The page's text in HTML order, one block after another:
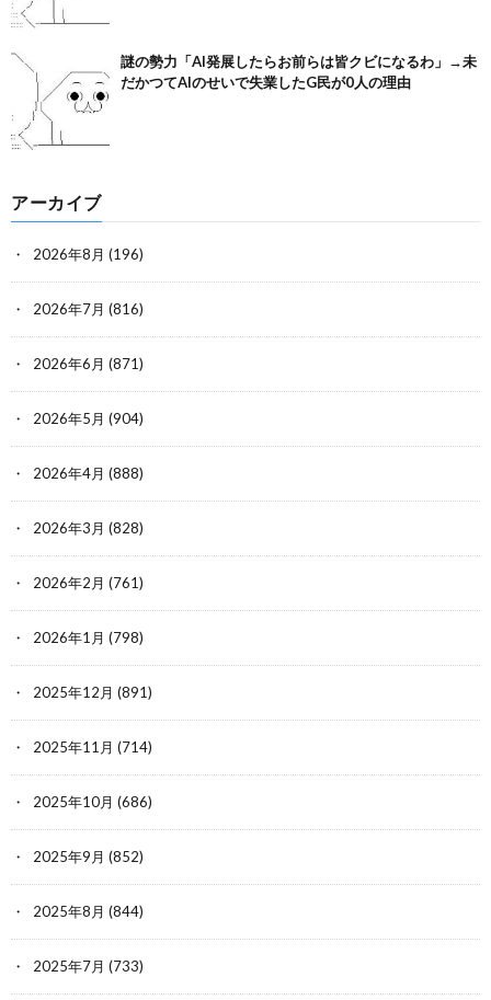
謎の勢力「AI発展したらお前らは皆クビになるわ」→未
だかつてAIのせいで失業したG民が0人の理由
アーカイブ
2026年8月 (196)
2026年7月 (816)
2026年6月 (871)
2026年5月 (904)
2026年4月 (888)
2026年3月 (828)
2026年2月 (761)
2026年1月 (798)
2025年12月 (891)
2025年11月 (714)
2025年10月 (686)
2025年9月 (852)
2025年8月 (844)
2025年7月 (733)